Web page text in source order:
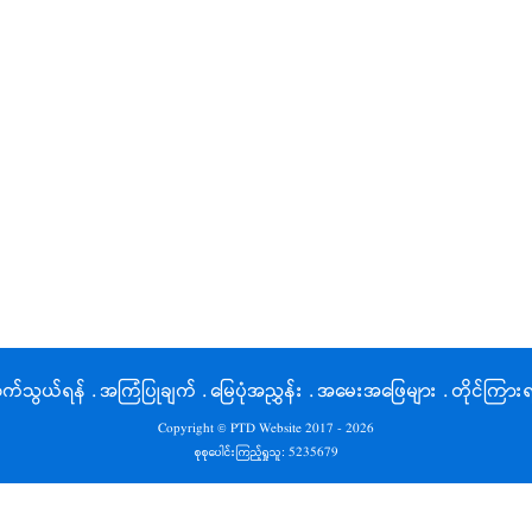
သွယ်ရန် .အကြံပြုချက် .မြေပုံအညွှန်း .အမေးအဖြေများ .တိုင်ကြား
Copyright © PTD Website 2017 - 2026
စုစုပေါင်းကြည့်ရှုသူ: 5235679